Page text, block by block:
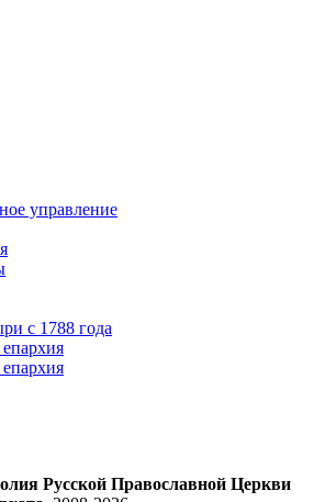
управление
с 1788 года
Русской Православной Церкви